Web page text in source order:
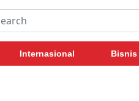
Internasional Bisnis